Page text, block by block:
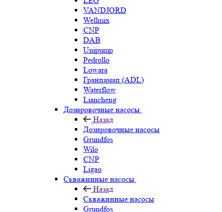
VANDJORD
Wellmix
CNP
DAB
Unipump
Pedrollo
Lowara
Гранпамап (ADL)
Waterflow
Liancheng
Дозировочные насосы
Назад
Дозировочные насосы
Grundfos
Wilo
CNP
Ligao
Скважинные насосы
Назад
Скважинные насосы
Grundfos